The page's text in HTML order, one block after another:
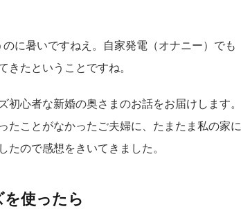
に暑いですねえ。自家発電（オナニー）でも
きたということですね。
心者な新婚の奥さまのお話をお届けします。
たことがなかったご夫婦に、たまたま私の家に
たので感想をきいてきました。
使ったら